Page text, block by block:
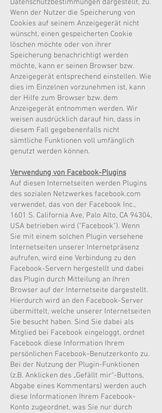
Datenschutzbestimmungen dargestellt, zu.
Wenn der Nutzer die Speicherung von
Cookies auf seinem Anzeigegerät nicht
wünscht, einen gespeicherten Cookie
löschen möchte oder von ihrer
Speicherung benachrichtigt werden
möchte, kann er seinen Browser bzw.
Anzeigegerät entsprechend einstellen. Wie
dies im Einzelnen vorzunehmen ist, kann
der Hilfe zum Browser bzw. dem
Anzeigegerät entnommen werden. Wir
weisen ausdrücklich darauf hin, dass in
diesem Fall gegebenenfalls nicht
sämtliche Funktionen voll umfänglich
genutzt werden können.
Verwendung von Facebook-Plugins
Auf diesen Internetseiten werden Plugins
des sozialen Netzwerkes facebook.com
verwendet, das von der Facebook Inc.,
1601 S. California Ave, Palo Alto, CA 94304,
USA betrieben wird ("Facebook"). Wenn
Sie mit einem solchen Plugin versehene
Internetseiten unserer Internetpräsenz
aufrufen, wird eine Verbindung zu den
Facebook-Servern hergestellt und dabei
das Plugin durch Mitteilung an Ihren
Browser auf der Internetseite dargestellt.
Hierdurch wird an den Facebook-Server
übermittelt, welche unserer Internetseiten
Sie besucht haben. Sind Sie dabei als
Mitglied bei Facebook eingeloggt, ordnet
Facebook diese Information Ihrem
persönlichen Facebook-Benutzerkonto zu.
Bei der Nutzung der Plugin-Funktionen
(z.B. Anklicken des „Gefällt mir“-Buttons,
Abgabe eines Kommentars) werden auch
diese Informationen Ihrem Facebook-
Konto zugeordnet, was Sie nur durch